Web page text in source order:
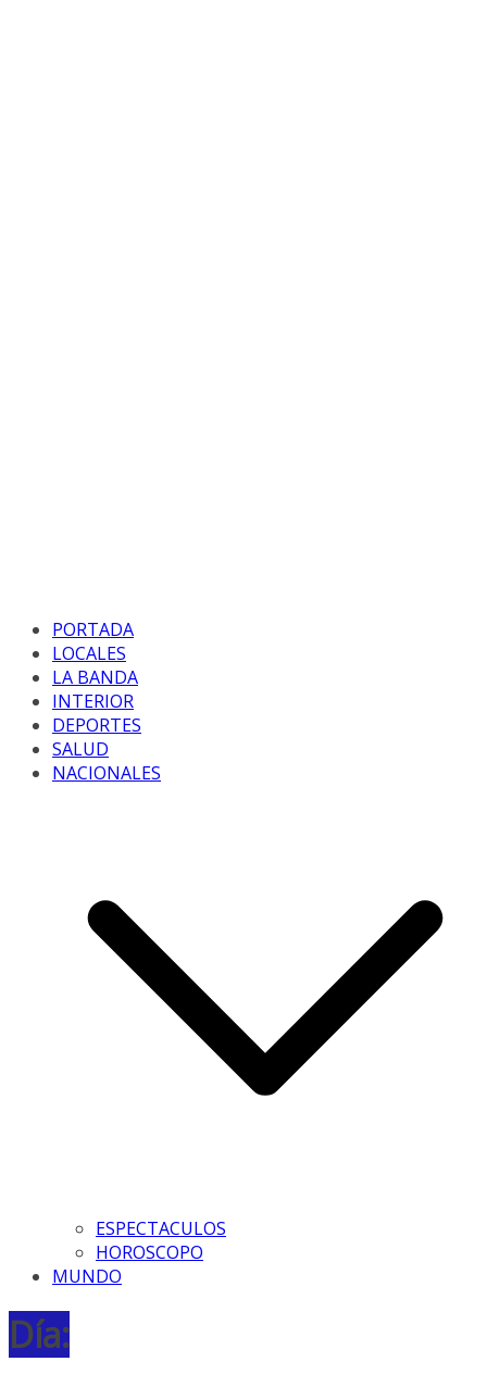
PORTADA
LOCALES
LA BANDA
INTERIOR
DEPORTES
SALUD
NACIONALES
ESPECTACULOS
HOROSCOPO
MUNDO
Día: